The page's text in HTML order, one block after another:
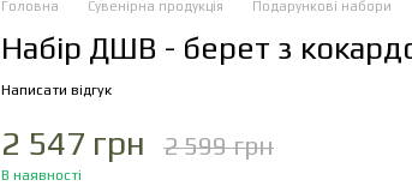
Головна Сувенірна продукція Подарункові набори
Набір ДШВ - берет з
Написати відгук
2 547 грн 2 599 грн
В наявності